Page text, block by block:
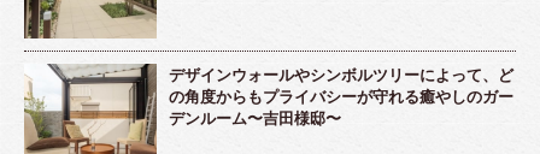
デザインウォールやシンボルツリーによって、ど
の角度からもプライバシーが守れる癒やしのガー
デンルーム〜吉田様邸〜